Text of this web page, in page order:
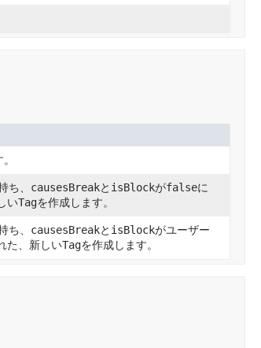
ち、 causesBreakと isBlockがfalseに
いTagを作成します。
ち、 causesBreakと isBlockがユーザー
た、新しいTagを作成します。